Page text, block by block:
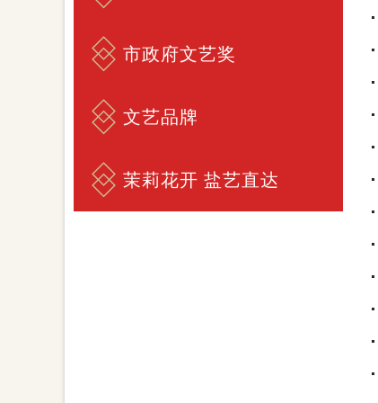
市政府文艺奖
文艺品牌
茉莉花开 盐艺直达